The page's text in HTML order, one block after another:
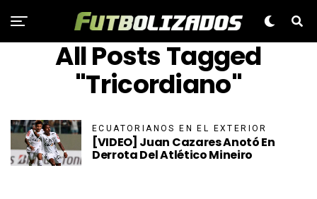
All Posts Tagged
"Tricordiano"
ECUATORIANOS EN EL EXTERIOR
[VIDEO] Juan Cazares Anotó En
Derrota Del Atlético Mineiro